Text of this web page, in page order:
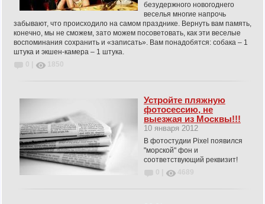
безудержного новогоднего
веселья многие напрочь
забывают, что происходило на самом празднике. Вернуть вам память,
конечно, мы не сможем, зато можем посоветовать, как эти веселые
воспоминания сохранить и «записать». Вам понадобятся: собака – 1
штука и экшен-камера – 1 штука.
Устройте пляжную
фотосессию, не
выезжая из Москвы!!!
10 января 2012
В фотостудии Pixel появился
"морской" фон и
соответствующий реквизит!